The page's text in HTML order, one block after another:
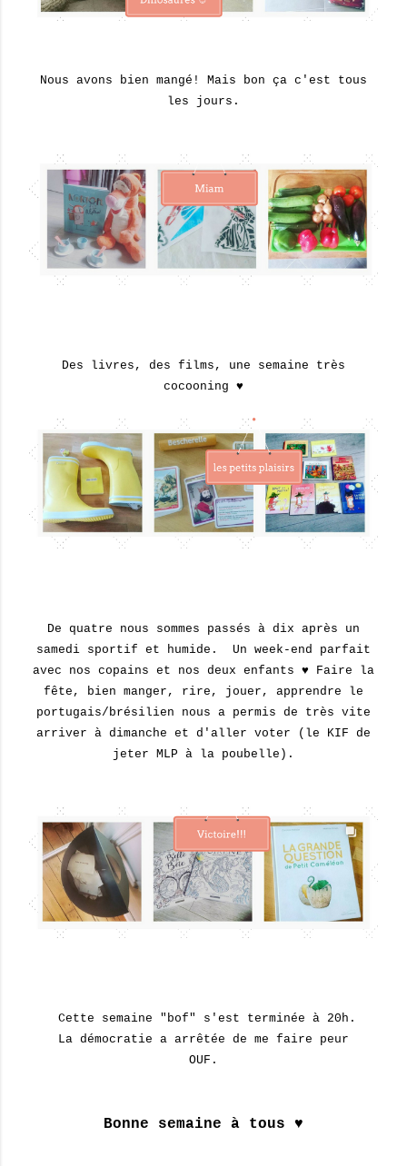
Nous avons bien mangé! Mais bon ça c'est tous
les jours.
Des livres, des films, une semaine très
cocooning ♥
De quatre nous sommes passés à dix après un
samedi sportif et humide. Un week-end parfait
avec nos copains et nos deux enfants ♥ Faire la
fête, bien manger, rire, jouer, apprendre le
portugais/brésilien nous a permis de très vite
arriver à dimanche et d'aller voter (le KIF de
jeter MLP à la poubelle).
Cette semaine "bof" s'est terminée à 20h.
La démocratie a arrêtée de me faire peur
OUF.
Bonne semaine à tous ♥